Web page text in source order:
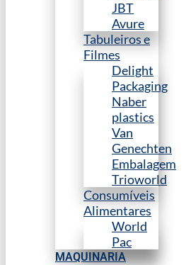
JBT
Avure
Tabuleiros e
Filmes
Delight
Packaging
Naber
plastics
Van
Genechten
Embalagem
Trioworld
Consumíveis
Alimentares
World
Pac
MAQUINARIA